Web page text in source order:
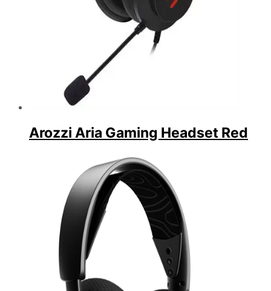
Arozzi Aria Gaming Headset Red